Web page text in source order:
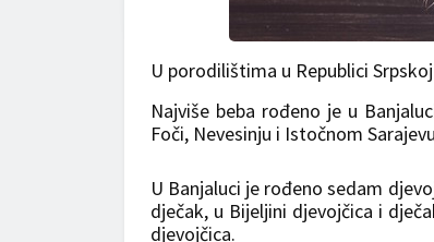
U porodilištima u Republici
Najviše beba rođeno je u
Foči, Nevesinju i Istočnom
U Banjaluci je rođeno sedam
dječak, u Bijeljini djevojčica i
djevojčica.